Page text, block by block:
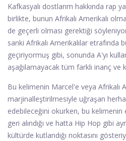
Kafkasyalı dostlarım hakkında rap
birlikte, bunun Afrikalı Amerikalı
de geçerli olması gerektiği
sanki Afrikalı Amerikalılar etrafında
geçiriyormuş gibi, sonunda A'yı
aşağılamayacak tüm farklı inanç
Bu kelimenin Marcel'e veya Afrikalı
marjinalleştirilmesiyle uğraşan
edebileceğini okurken, bu kelimenin
geri alındığı ve hatta Hip Hop gibi
kültürde kutlandığı noktasını